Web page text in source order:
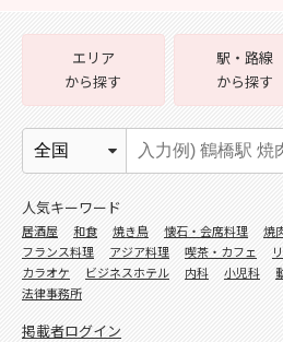
エリア
から探す
駅・路線
から探す
人気キーワード
居酒屋 和食 焼き鳥 懐石・会席料理 焼
フランス料理
アジア料理 喫茶・カフェ
カラオケ
ビジネスホテル 内科 小児科
法律事務所
掲載者ログイン